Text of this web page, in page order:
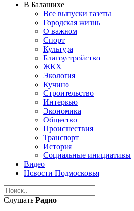
В Балашихе
Все выпуски газеты
Городская жизнь
О важном
Спорт
Культура
Благоустройство
ЖКХ
Экология
Кучино
Строительство
Интервью
Экономика
Общество
Происшествия
Транспорт
История
Социальные инициативы
Видео
Новости Подмосковья
Слушать Радио